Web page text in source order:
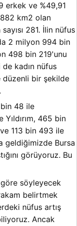
erkek ve %49,91
km2 olan
281. İlin nüfus
2 milyon 994 bin
498 bin 219'unu
kadın nüfus
düzenli bir şekilde
48 ile
465 bin
113 bin 493 ile
geldiğimizde Bursa
görüyoruz. Bu
söyleyecek
belirtmek
nüfus artış
Ancak